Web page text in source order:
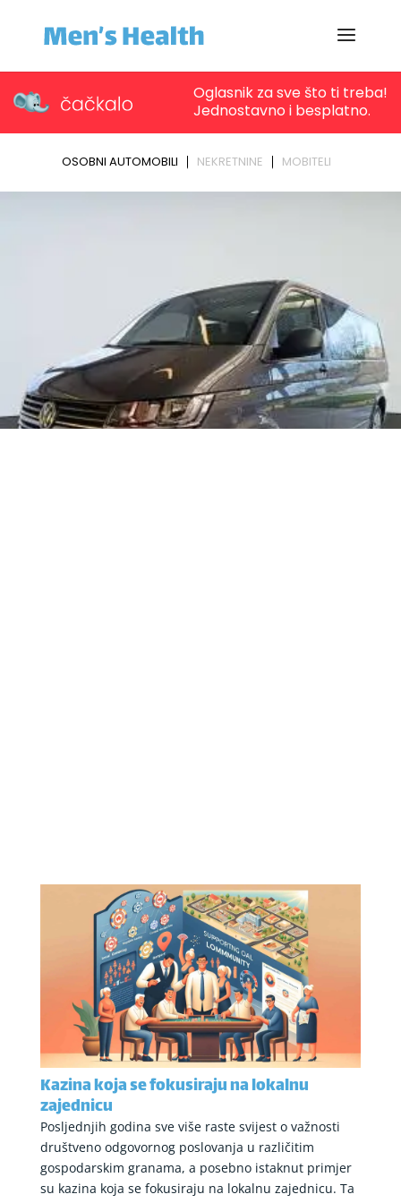
Kazina koja se fokusiraju na lokalnu
zajednicu
Posljednjih godina sve više raste svijest o važnosti
društveno odgovornog poslovanja u različitim
gospodarskim granama, a posebno istaknut primjer
su kazina koja se fokusiraju na lokalnu zajednicu. Ta